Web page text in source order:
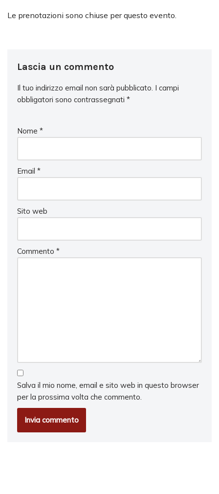
Le prenotazioni sono chiuse per questo evento.
Lascia un commento
Il tuo indirizzo email non sarà pubblicato. I campi
obbligatori sono contrassegnati *
Nome *
Email *
Sito web
Commento *
Salva il mio nome, email e sito web in questo browser
per la prossima volta che commento.